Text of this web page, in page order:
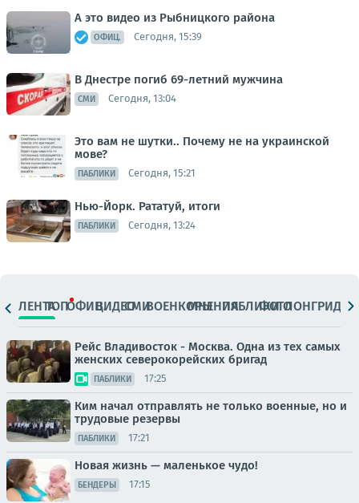
А это видео из Рыбницкого района
ОФИЦ. Сегодня, 15:39
В Днестре погиб 69-летний мужчина
СМИ Сегодня, 13:04
Это вам не шутки.. Почему не на украинской
мове?
ПАБЛИКИ Сегодня, 15:21
Нью-Йорк. Рататуй, итоги
ПАБЛИКИ Сегодня, 13:24
ЛЕНТАТОПОФИЦ.ВИДЕОСМИВОЕНКОРЫМНЕНИЯПАБЛИКИ
ФОТОЛОНГРИДЫ
Рейс Владивосток - Москва. Одна из тех самых
женских северокорейских бригад
ПАБЛИКИ 17:25
Ким начал отправлять не только военные, но и
трудовые резервы
ПАБЛИКИ 17:21
Новая жизнь — маленькое чудо!
БЕНДЕРЫ 17:15